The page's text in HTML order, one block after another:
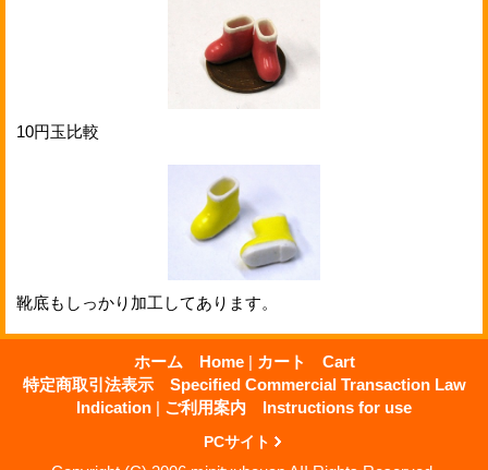
10円玉比較
靴底もしっかり加工してあります。
ホーム Home | カート Cart
特定商取引法表示 Specified Commercial Transaction Law
Indication | ご利用案内 Instructions for use
PCサイト